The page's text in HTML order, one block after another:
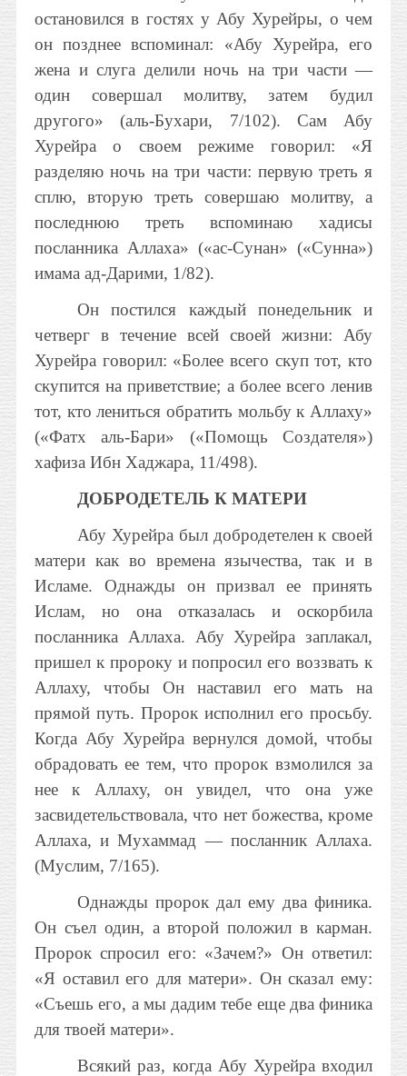
остановился в гостях у Абу Хурейры, о чем
он позднее вспоминал: «Абу Хурейра, его
жена и слуга делили ночь на три части —
один совершал молитву, затем будил
другого» (аль-Бухари, 7/102). Сам Абу
Хурейра о своем режиме говорил: «Я
разделяю ночь на три части: первую треть я
сплю, вторую треть совершаю молитву, а
последнюю треть вспоминаю хадисы
посланника Аллаха» («ас-Сунан» («Сунна»)
имама ад-Дарими, 1/82).
Он постился каждый понедельник и
четверг в течение всей своей жизни: Абу
Хурейра говорил: «Более всего скуп тот, кто
скупится на приветствие; а более всего ленив
тот, кто лениться обратить мольбу к Аллаху»
(«Фатх аль-Бари» («Помощь Создателя»)
хафиза Ибн Хаджара, 11/498).
ДОБРОДЕТЕЛЬ К МАТЕРИ
Абу Хурейра был добродетелен к своей
матери как во времена язычества, так и в
Исламе. Однажды он призвал ее принять
Ислам, но она отказалась и оскорбила
посланника Аллаха. Абу Хурейра заплакал,
пришел к пророку и попросил его воззвать к
Аллаху, чтобы Он наставил его мать на
прямой путь. Пророк исполнил его просьбу.
Когда Абу Хурейра вернулся домой, чтобы
обрадовать ее тем, что пророк взмолился за
нее к Аллаху, он увидел, что она уже
засвидетельствовала, что нет божества, кроме
Аллаха, и Мухаммад — посланник Аллаха.
(Муслим, 7/165).
Однажды пророк дал ему два финика.
Он съел один, а второй положил в карман.
Пророк спросил его: «Зачем?» Он ответил:
«Я оставил его для матери». Он сказал ему:
«Съешь его, а мы дадим тебе еще два финика
для твоей матери».
Всякий раз, когда Абу Хурейра входил